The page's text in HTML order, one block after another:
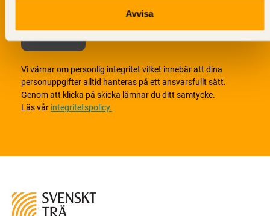
Avvisa
Vi värnar om personlig integritet vilket innebär att dina
personuppgifter alltid hanteras på ett ansvarsfullt sätt.
Genom att klicka på skicka lämnar du ditt samtycke.
Läs vår integritetspolicy.